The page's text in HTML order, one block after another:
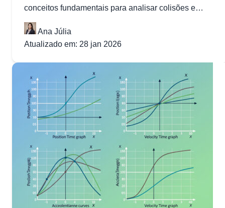
conceitos fundamentais para analisar colisões e
interações entre corpos. Esses temas são...
Ana Júlia
Atualizado em: 28 jan 2026